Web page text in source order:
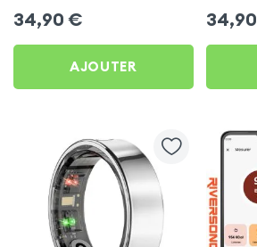
34,90 €
AJOUTER
34,90